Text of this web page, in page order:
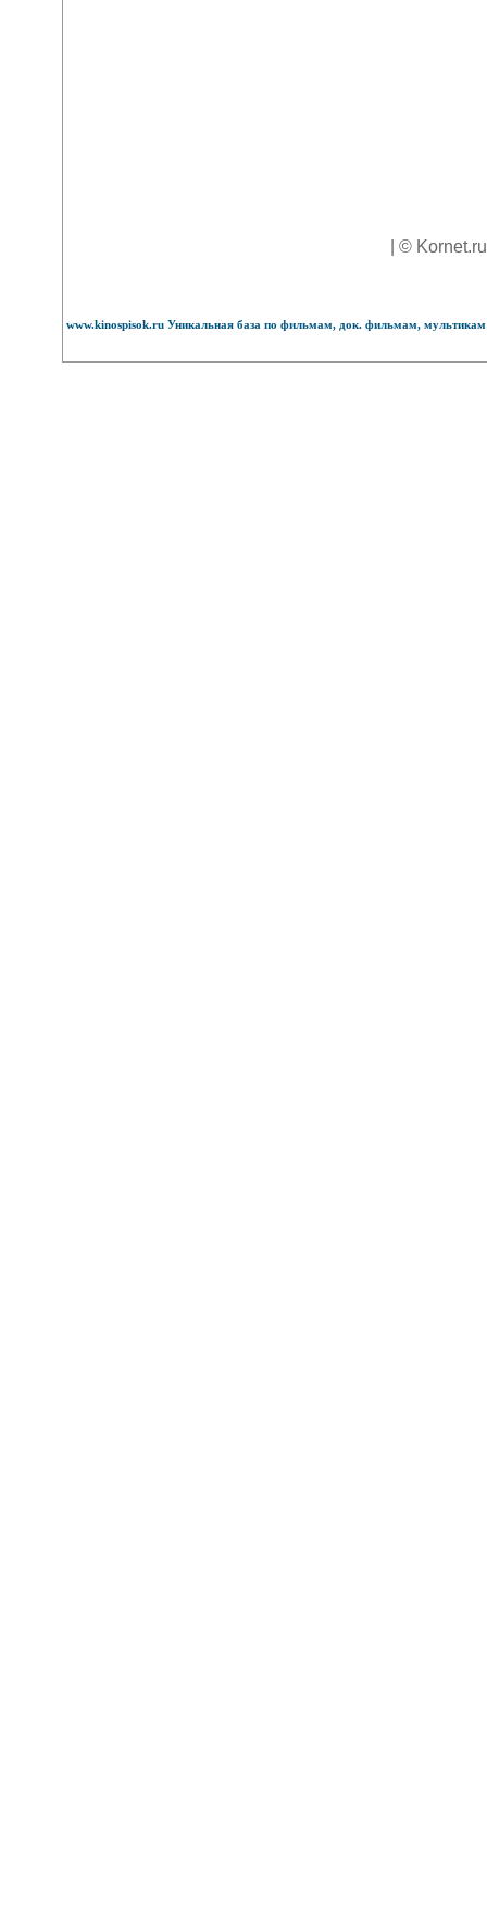
| ©
www.kinospisok.ru Уникальная база по фильмам, док. фильмам,